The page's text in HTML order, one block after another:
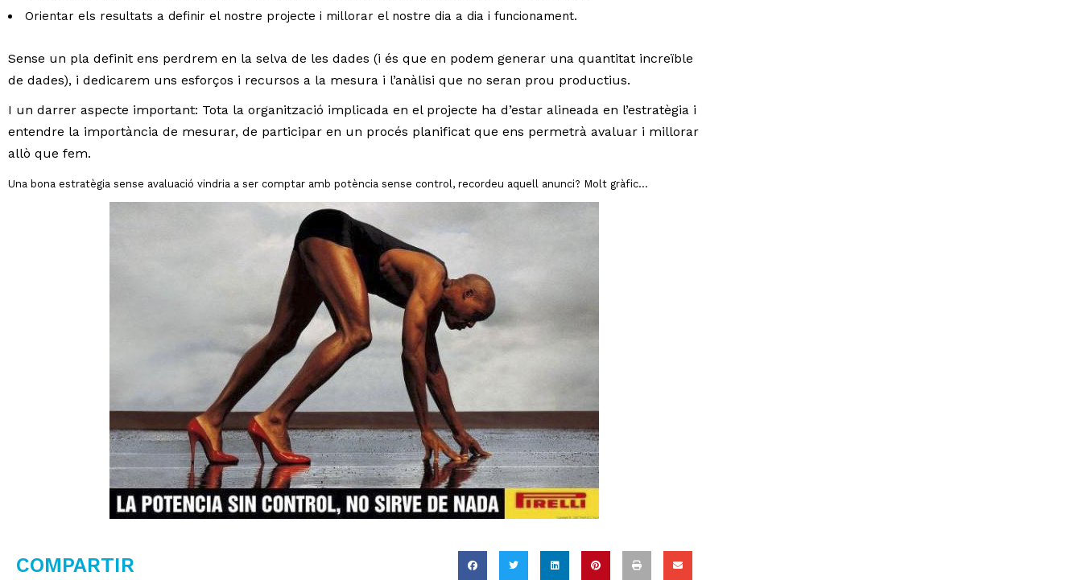
Orientar els resultats a definir el nostre projecte i millorar el nostre dia a dia i funcionament.
Sense un pla definit ens perdrem en la selva de les dades (i és que en podem generar una quantitat increïble
de dades), i dedicarem uns esforços i recursos a la mesura i l’anàlisi que no seran prou productius.
I un darrer aspecte important: Tota la organització implicada en el projecte ha d’estar alineada en l’estratègia i
entendre la importància de mesurar, de participar en un procés planificat que ens permetrà avaluar i millorar
allò que fem.
Una bona estratègia sense avaluació vindria a ser comptar amb potència sense control, recordeu aquell anunci? Molt gràfic…
COMPARTIR